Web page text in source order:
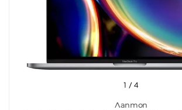
Лаптоп
1 / 4